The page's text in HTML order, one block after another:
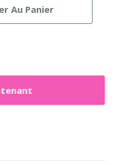
Au Panier